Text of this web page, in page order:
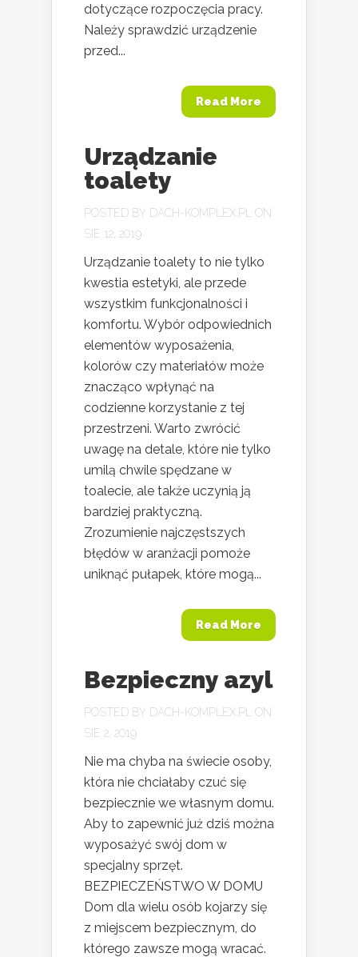
dotyczące rozpoczęcia pracy.
Należy sprawdzić urządzenie
przed...
Read More
Urządzanie
toalety
POSTED BY DACH-KOMPLEX.PL
ON
SIE 12, 2019
Urządzanie toalety to nie tylko
kwestia estetyki, ale przede
wszystkim funkcjonalności i
komfortu. Wybór odpowiednich
elementów wyposażenia,
kolorów czy materiałów może
znacząco wpłynąć na
codzienne korzystanie z tej
przestrzeni. Warto zwrócić
uwagę na detale, które nie tylko
umilą chwile spędzane w
toalecie, ale także uczynią ją
bardziej praktyczną.
Zrozumienie najczęstszych
błędów w aranżacji pomoże
uniknąć pułapek, które mogą...
Read More
Bezpieczny azyl
POSTED BY DACH-KOMPLEX.PL
ON
SIE 2, 2019
Nie ma chyba na świecie osoby,
która nie chciałaby czuć się
bezpiecznie we własnym domu.
Aby to zapewnić już dziś można
wyposażyć swój dom w
specjalny sprzęt.
BEZPIECZEŃSTWO W DOMU
Dom dla wielu osób kojarzy się
z miejscem bezpiecznym, do
którego zawsze mogą wracać.